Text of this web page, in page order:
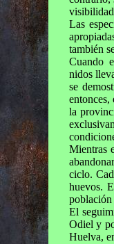
Las
también
Cuando
nidos
se
entonces,
la
Mientras
ciclo.
huevos.
población
El
Odiel y
Huelva,